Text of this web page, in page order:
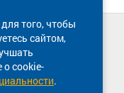
того, чтобы
сайтом,
о cookie-
.
сайта
38